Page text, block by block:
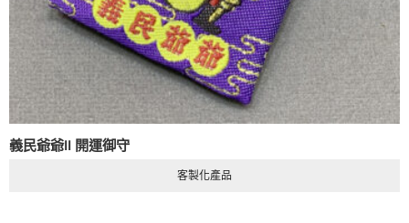
義民爺爺II 開運御守
客製化產品